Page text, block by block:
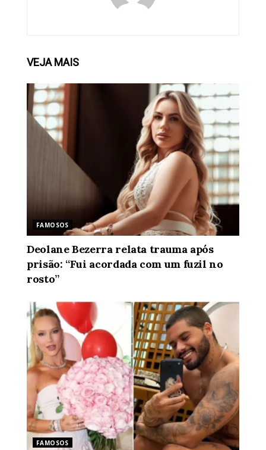
VEJAMAIS
FAMOSOS
Deolane Bezerra relata trauma após
prisão: “Fui acordada com um fuzil no
rosto”
FAMOSOS